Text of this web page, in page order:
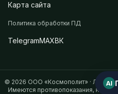
Карта сайта
Политика обработки ПД
TelegramMAXВК
© 2026 ООО «Космополит» ·
Имеются противопоказания,
AI